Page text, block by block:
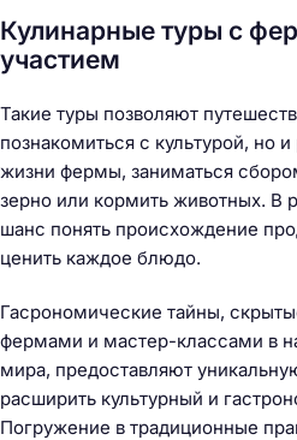
Кулинарные туры с
участием
Такие туры позволяют
познакомиться с культурой, но
жизни фермы, заниматься
зерно или кормить животных. В
шанс понять происхождение
ценить каждое блюдо.
Гасрономические тайны,
фермами и мастер-классами в
мира, предоставляют
расширить культурный и
Погружение в традиционные